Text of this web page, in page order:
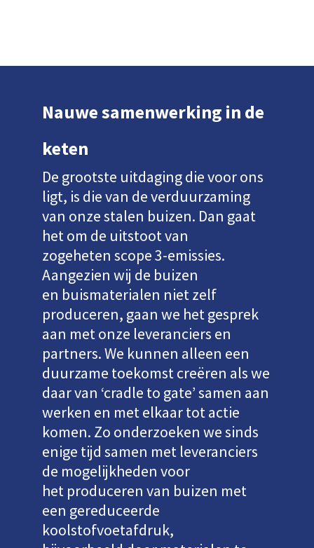
Nauwe samenwerking in de
keten
De grootste uitdaging die voor ons
ligt, is die van de verduurzaming
van onze stalen buizen. Dan gaat
het om de uitstoot van
zogeheten scope 3-emissies.
Aangezien wij de buizen
en buismaterialen niet zelf
produceren, gaan we het gesprek
aan met onze leveranciers en
partners. We kunnen alleen een
duurzame toekomst creëren als we
daar van ‘cradle to gate’ samen aan
werken en met elkaar tot actie
komen. Zo onderzoeken we sinds
enige tijd samen met leveranciers
de mogelijkheden voor
het produceren van buizen met
een gereduceerde
koolstofvoetafdruk,